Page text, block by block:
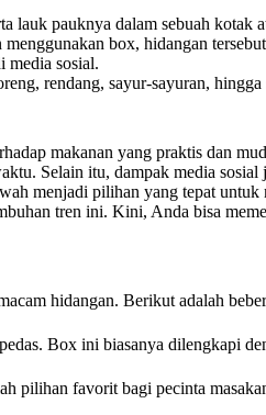
lauk pauknya dalam sebuah
box, hidangan
media sosial.
rendang, sayur-sayuran,
makanan yang praktis dan
Selain itu, dampak media
menjadi pilihan yang tepat
tren ini. Kini, Anda bisa
hidangan. Berikut adalah
Box ini biasanya dilengkapi
pilihan favorit bagi pecinta